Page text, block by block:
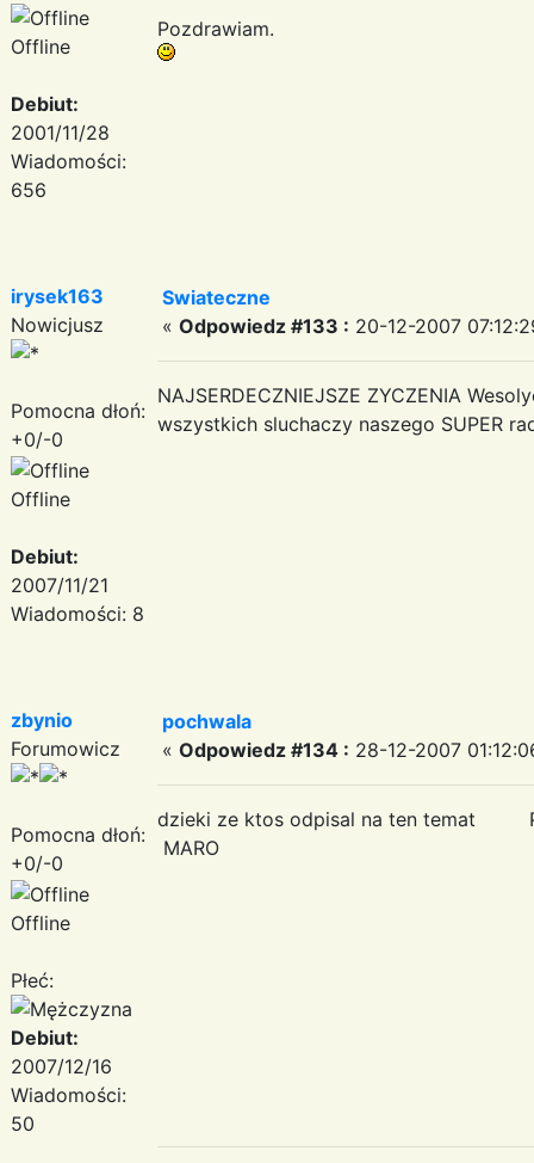
Offline
Debiut:
2001/11/28
Wiadomości:
656
Pozdrawiam.
irysek163
Nowicjusz
Pomocna dłoń:
+0/-0
Offline
Debiut:
2007/11/21
Wiadomości: 8
Swiateczne
« Odpowiedz #133 : 20-12-2007
NAJSERDECZNIEJSZE ZYCZENIA
wszystkich sluchaczy naszego SUPER
zbynio
Forumowicz
Pomocna dłoń:
+0/-0
Offline
Płeć:
Debiut:
2007/12/16
Wiadomości:
50
pochwala
« Odpowiedz #134 : 28-12-2007
dzieki ze ktos odpisal na ten temat
MARO